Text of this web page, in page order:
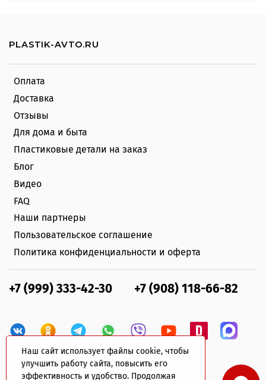
Наш сайт использует файлы cookie, чтобы
улучшить работу сайта, повысить его
эффективность и удобство. Продолжая
Оплата
Доставка
Отзывы
Для дома и быта
Пластиковые детали на заказ
Блог
Видео
FAQ
Наши партнеры
Пользовательское соглашение
Политика конфиденциальности и оферта
+7 (999) 333-42-30 +7 (908) 118-66-82
PLASTIK-AVTO.RU